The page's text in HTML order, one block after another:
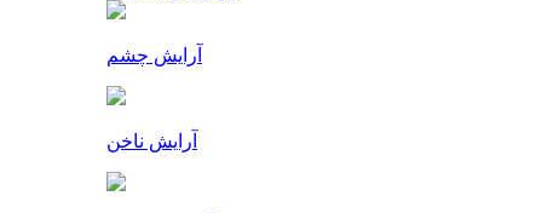
آرایش چشم
آرایش ناخن